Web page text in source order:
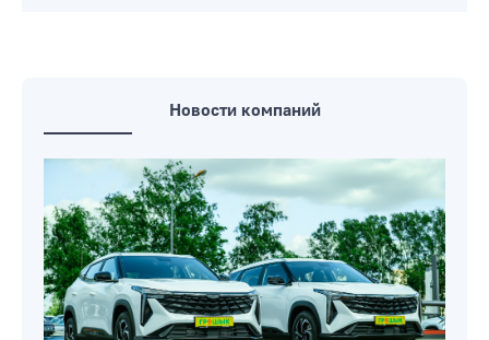
бобруйчанин
Новости компаний